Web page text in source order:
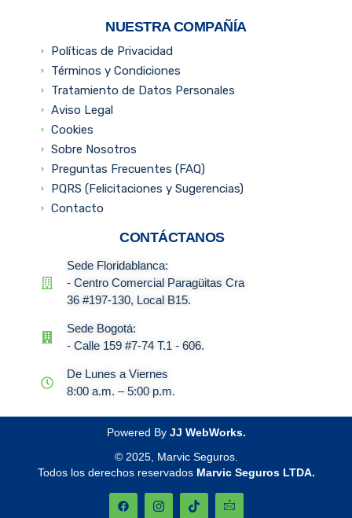
NUESTRA COMPAÑÍA
Políticas de Privacidad
Términos y Condiciones
Tratamiento de Datos Personales
Aviso Legal
Cookies
Sobre Nosotros
Preguntas Frecuentes (FAQ)
PQRS (Felicitaciones y Sugerencias)
Contacto
CONTÁCTANOS
Sede Floridablanca:
- Centro Comercial Paragüitas Cra
36 #197-130, Local B15.
Sede Bogotá:
- Calle 159 #7-74 T.1 - 606.
De Lunes a Viernes
8:00 a.m. – 5:00 p.m.
Powered By JJ WebWorks.
© 2025, Marvic Seguros.
Todos los derechos reservados Marvic Seguros LTDA.